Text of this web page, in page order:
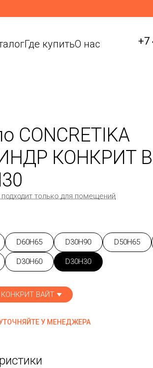
Где купитьО нас +7
CONCRETIKA
КОНКРИТ
только для помещений
D60H65 D30H90 D50H65
D30H60 D30H30
КОНКРИТ ВАЙТ
У МЕНЕДЖЕРА